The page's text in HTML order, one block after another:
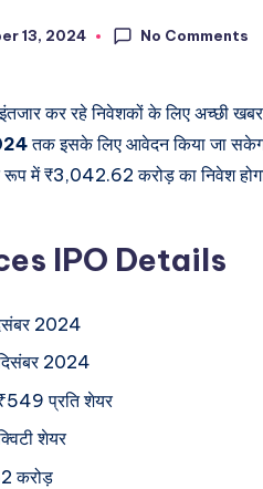
13, 2024 No Comments
कर रहे निवेशकों के लिए अच्छी
तक इसके लिए आवेदन किया जा
में ₹3,042.62 करोड़ का निवेश
IPO Details
2024
2024
प्रति शेयर
शेयर
करोड़